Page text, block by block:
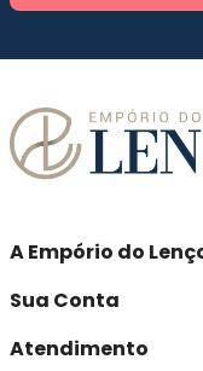
A Empório do
Sua Conta
Atendimento